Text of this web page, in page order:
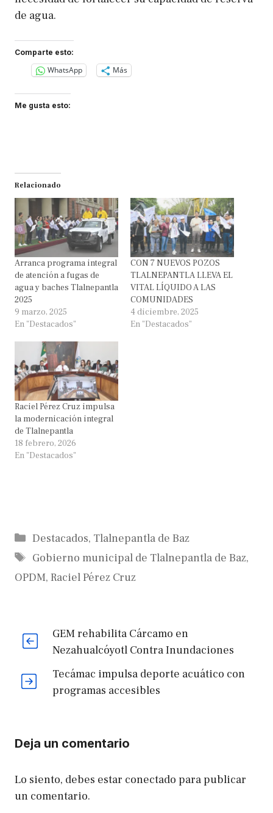
de agua.
Comparte esto:
WhatsApp Más
Me gusta esto:
Relacionado
Arranca programa integral
de atención a fugas de
agua y baches Tlalnepantla
2025
9 marzo, 2025
En "Destacados"
CON 7 NUEVOS POZOS
TLALNEPANTLA LLEVA EL
VITAL LÍQUIDO A LAS
COMUNIDADES
4 diciembre, 2025
En "Destacados"
Raciel Pérez Cruz impulsa
la modernicación integral
de Tlalnepantla
18 febrero, 2026
En "Destacados"
Categorías
Destacados, Tlalnepantla de Baz
Etiquetas
Gobierno municipal de Tlalnepantla de Baz,
OPDM, Raciel Pérez Cruz
GEM rehabilita Cárcamo en
Nezahualcóyotl Contra Inundaciones
Tecámac impulsa deporte acuático con
programas accesibles
Deja un comentario
Lo siento, debes estar conectado para publicar
un comentario.